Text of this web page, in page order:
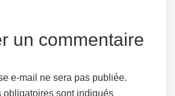
un commentaire
e-mail ne sera pas publiée.
obligatoires sont indiqués